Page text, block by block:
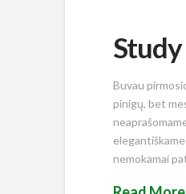
Buvau
pinigų, bet
nemokamai